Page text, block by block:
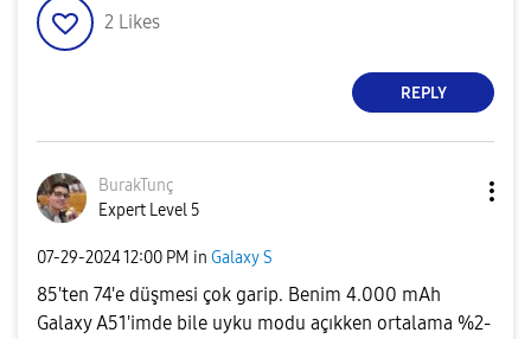
2 Likes
REPLY
BurakTunç
Expert Level 5
‎07-29-202412:00 PM in Galaxy S
85'ten 74'e düşmesi çok garip. Benim 4.000 mAh
Galaxy A51'imde bile uyku modu açıkken ortalama %2-